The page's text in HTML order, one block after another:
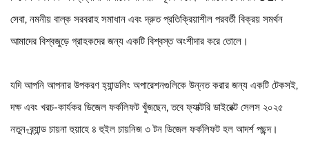
সেবা, নমনীয় বাল্ক সরবরাহ সমাধান এবং দ্রুত প্রতিক্রিয়াশীল পরবর্তী বিক্রয় সমর্থন
আমাদের বিশ্বজুড়ে গ্রাহকদের জন্য একটি বিশ্বস্ত অংশীদার করে তোলে।
যদি আপনি আপনার উপকরণ হ্যান্ডলিং অপারেশনগুলিকে উন্নত করার জন্য একটি টেকসই,
দক্ষ এবং খরচ-কার্যকর ডিজেল ফর্কলিফট খুঁজছেন, তবে ফ্যাক্টরি ডাইরেক্ট সেলস ২০২৫
নতুন-ব্র্যান্ড চায়না হুয়াহে ৪ হুইল চায়নিজ ৩ টন ডিজেল ফর্কলিফট হল আদর্শ পছন্দ।